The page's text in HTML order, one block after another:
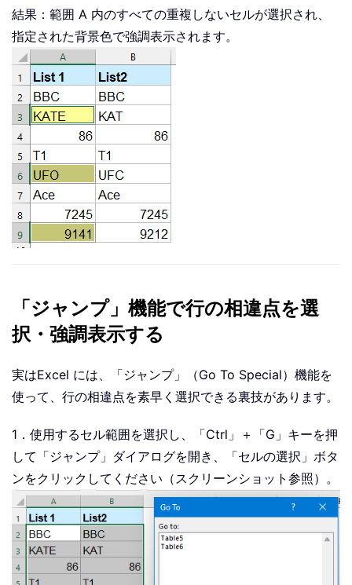
結果：範囲 A 内のすべての重複しないセルが選択され、
指定された背景色で強調表示されます。
「ジャンプ」機能で行の相違点を選
択・強調表示する
実はExcel には、「ジャンプ」（Go To Special）機能を
使って、行の相違点を素早く選択できる裏技があります。
1．使用するセル範囲を選択し、「Ctrl」＋「G」キーを押
して「ジャンプ」ダイアログを開き、「セルの選択」ボタ
ンをクリックしてください（スクリーンショット参照）。